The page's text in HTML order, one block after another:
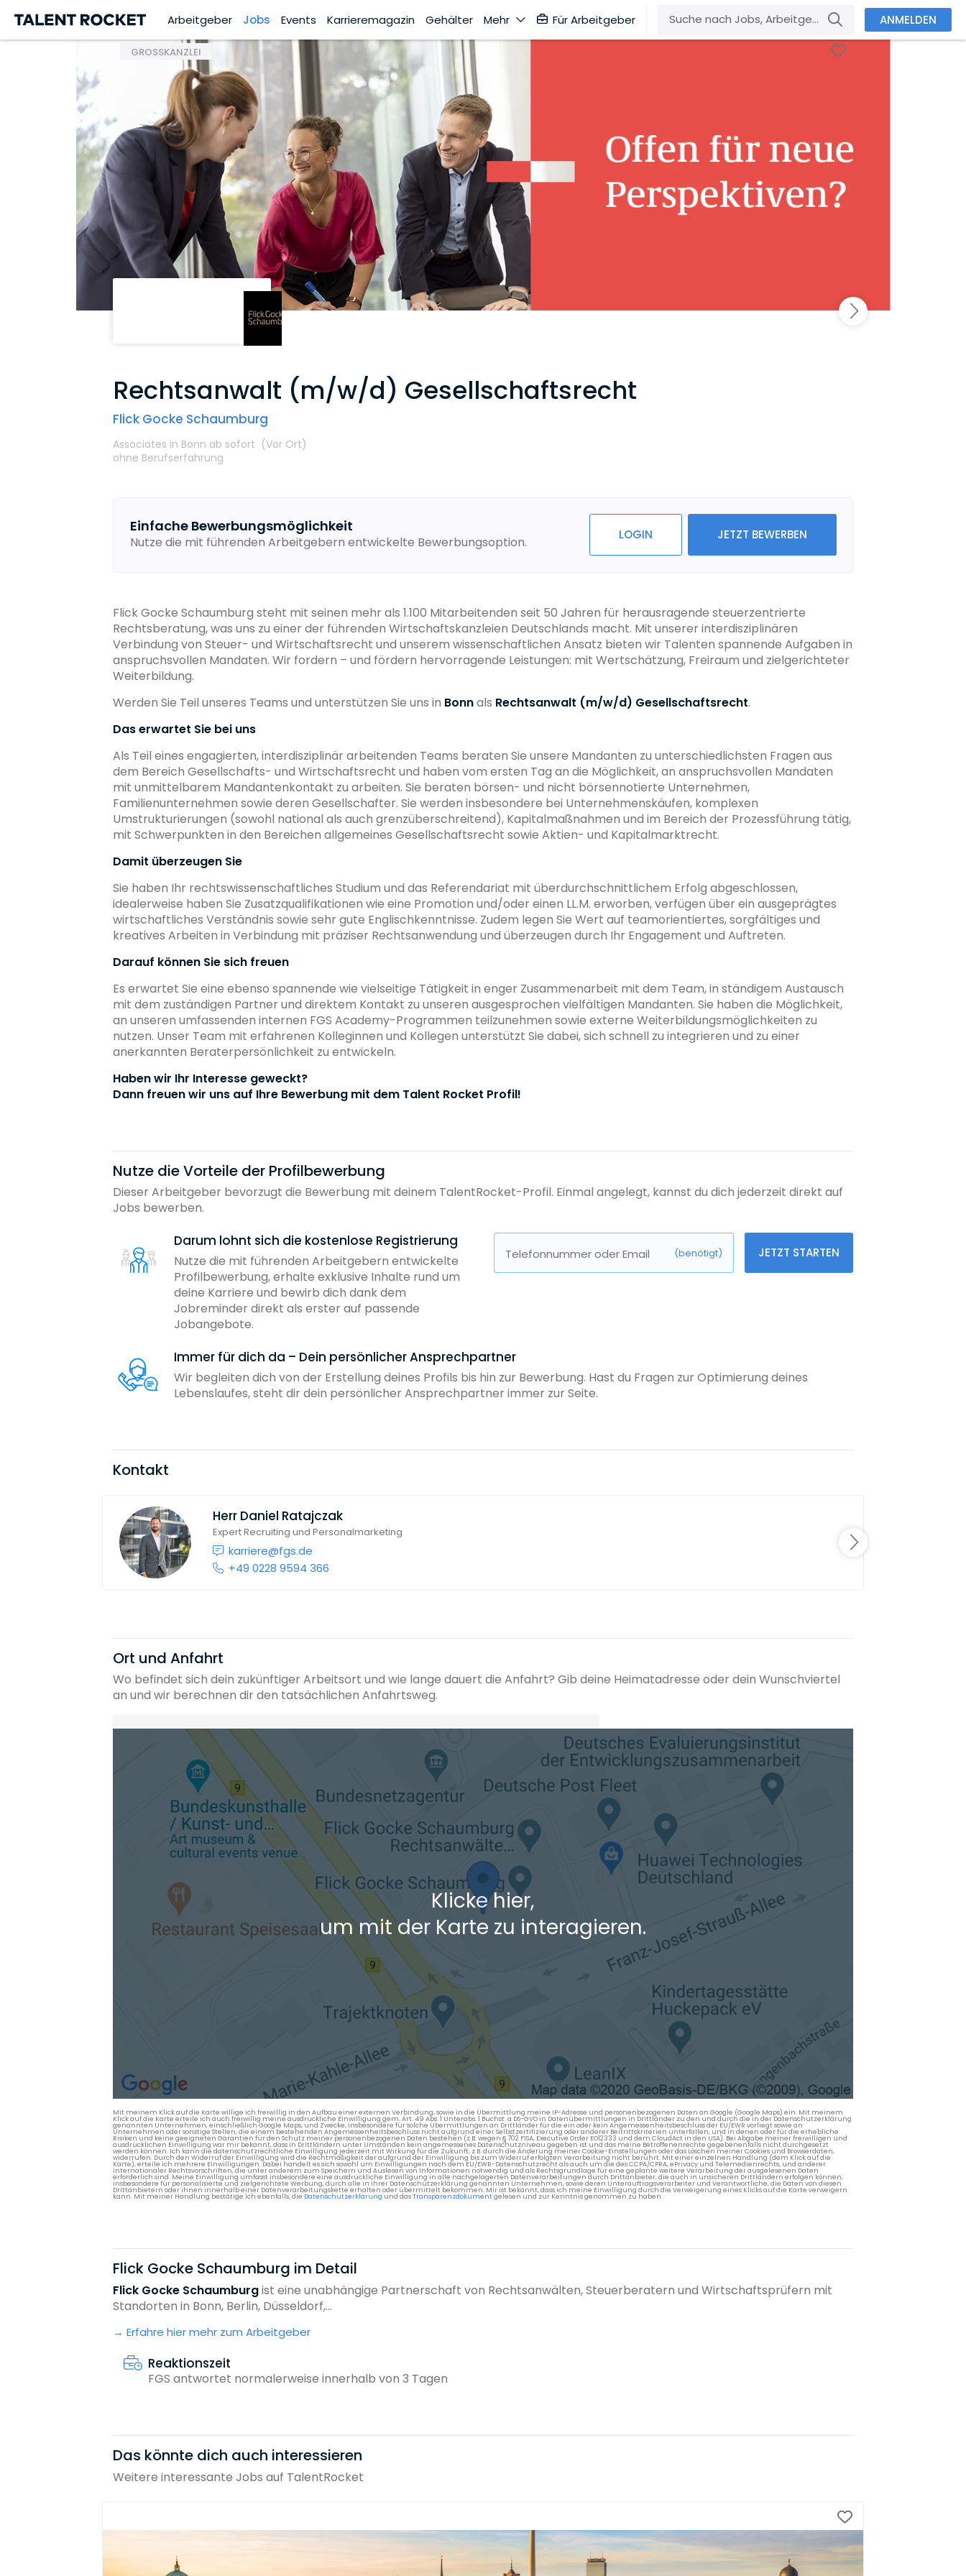
Arbeitgeber Jobs Events Karrieremagazin Gehälter Mehr Für Arbeitgeber ANMELDEN
GROSSKANZLEI
Rechtsanwalt (m/w/d) Gesellschaftsrecht
Flick Gocke Schaumburg
Associates in Bonn ab sofort (Vor Ort)
ohne Berufserfahrung
Einfache Bewerbungsmöglichkeit
Nutze die mit führenden Arbeitgebern entwickelte Bewerbungsoption. LOGIN JETZT BEWERBEN
Flick Gocke Schaumburg steht mit seinen mehr als 1.100 Mitarbeitenden seit 50 Jahren für herausragende steuerzentrierte
Rechtsberatung, was uns zu einer der führenden Wirtschaftskanzleien Deutschlands macht. Mit unserer interdisziplinären
Verbindung von Steuer- und Wirtschaftsrecht und unserem wissenschaftlichen Ansatz bieten wir Talenten spannende Aufgaben in
anspruchsvollen Mandaten. Wir fordern – und fördern hervorragende Leistungen: mit Wertschätzung, Freiraum und zielgerichteter
Weiterbildung.
Werden Sie Teil unseres Teams und unterstützen Sie uns in Bonnals Rechtsanwalt (m/w/d) Gesellschaftsrecht.
Das erwartet Sie bei uns
Als Teil eines engagierten, interdisziplinär arbeitenden Teams beraten Sie unsere Mandanten zu unterschiedlichsten Fragen aus
dem Bereich Gesellschafts- und Wirtschaftsrecht und haben vom ersten Tag an die Möglichkeit, an anspruchsvollen Mandaten
mit unmittelbarem Mandantenkontakt zu arbeiten. Sie beraten börsen- und nicht börsennotierte Unternehmen,
Familienunternehmen sowie deren Gesellschafter. Sie werden insbesondere bei Unternehmenskäufen, komplexen
Umstrukturierungen (sowohl national als auch grenzüberschreitend), Kapitalmaßnahmen und im Bereich der Prozessführung tätig,
mit Schwerpunkten in den Bereichen allgemeines Gesellschaftsrecht sowie Aktien- und Kapitalmarktrecht.
Damit überzeugen Sie
Sie haben Ihr rechtswissenschaftliches Studium und das Referendariat mit überdurchschnittlichem Erfolg abgeschlossen,
idealerweise haben Sie Zusatzqualifikationen wie eine Promotion und/oder einen LL.M. erworben, verfügen über ein ausgeprägtes
wirtschaftliches Verständnis sowie sehr gute Englischkenntnisse. Zudem legen Sie Wert auf teamorientiertes, sorgfältiges und
kreatives Arbeiten in Verbindung mit präziser Rechtsanwendung und überzeugen durch Ihr Engagement und Auftreten.
Darauf können Sie sich freuen
Es erwartet Sie eine ebenso spannende wie vielseitige Tätigkeit in enger Zusammenarbeit mit dem Team, in ständigem Austausch
mit dem zuständigen Partner und direktem Kontakt zu unseren ausgesprochen vielfältigen Mandanten. Sie haben die Möglichkeit,
an unseren umfassenden internen FGS Academy-Programmen teilzunehmen sowie externe Weiterbildungsmöglichkeiten zu
nutzen. Unser Team mit erfahrenen Kolleginnen und Kollegen unterstützt Sie dabei, sich schnell zu integrieren und zu einer
anerkannten Beraterpersönlichkeit zu entwickeln.
Haben wir Ihr Interesse geweckt?
Dann freuen wir uns auf Ihre Bewerbung mit dem Talent Rocket Profil!
Nutze die Vorteile der Profilbewerbung
Dieser Arbeitgeber bevorzugt die Bewerbung mit deinem TalentRocket-Profil. Einmal angelegt, kannst du dich jederzeit direkt auf
Jobs bewerben.
Darum lohnt sich die kostenlose Registrierung
Nutze die mit führenden Arbeitgebern entwickelte
Profilbewerbung, erhalte exklusive Inhalte rund um
deine Karriere und bewirb dich dank dem
Jobreminder direkt als erster auf passende
Jobangebote.
Telefonnummer oder Email (benötigt) JETZT STARTEN
Immer für dich da – Dein persönlicher Ansprechpartner
Wir begleiten dich von der Erstellung deines Profils bis hin zur Bewerbung. Hast du Fragen zur Optimierung deines
Lebenslaufes, steht dir dein persönlicher Ansprechpartner immer zur Seite.
Kontakt
Herr Daniel Ratajczak
Expert Recruiting und Personalmarketing
karriere@fgs.de
+49 0228 9594 366
Ort und Anfahrt
Wo befindet sich dein zukünftiger Arbeitsort und wie lange dauert die Anfahrt? Gib deine Heimatadresse oder dein Wunschviertel
an und wir berechnen dir den tatsächlichen Anfahrtsweg.
Heimatadresse oder Wunschort
+ Aktuellen Standort hinzufügen
Die berechneten Anreisezeiten basieren auf den Verkehrsdaten eines typischen Dienstag morgens um 8:30.
Klicke hier,
um mit der Karte zu interagieren.
Mit meinem Klick auf die Karte willige ich freiwillig in den Aufbau einer externen Verbindung, sowie in die Übermittlung meine IP-Adresse und personenbezogenen Daten an Google (Google Maps) ein. Mit meinem
Klick auf die Karte erteile ich auch freiwillig meine ausdrückliche Einwilligung gem. Art. 49 Abs. 1 Unterabs. 1 Buchst. a DS-GVO in Datenübermittlungen in Drittländer zu den und durch die in der Datenschutzerklärung
genannten Unternehmen, einschließlich Google Maps, und Zwecke, insbesondere für solche Übermittlungen an Drittländer für die ein oder kein Angemessenheitsbeschluss der EU/EWR vorliegt sowie an
Unternehmen oder sonstige Stellen, die einem bestehenden Angemessenheitsbeschluss nicht aufgrund einer Selbstzertifizierung oder anderer Beitrittskriterien unterfallen, und in denen oder für die erhebliche
Risiken und keine geeigneten Garantien für den Schutz meiner personenbezogenen Daten bestehen (z.B. wegen § 702 FISA, Executive Order EO12333 und dem CloudAct in den USA). Bei Abgabe meiner freiwilligen und
ausdrücklichen Einwilligung war mir bekannt, dass in Drittländern unter Umständen kein angemessenes Datenschutzniveau gegeben ist und das meine Betroffenenrechte gegebenenfalls nicht durchgesetzt
werden können. Ich kann die datenschutzrechtliche Einwilligung jederzeit mit Wirkung für die Zukunft, z.B. durch die Änderung meiner Cookie-Einstellungen oder das Löschen meiner Cookies und Browserdaten,
widerrufen. Durch den Widerruf der Einwilligung wird die Rechtmäßigkeit der aufgrund der Einwilligung bis zum Widerruf erfolgten Verarbeitung nicht berührt. Mit einer einzelnen Handlung (dem Klick auf die
Karte), erteile ich mehrere Einwilligungen. Dabei handelt es sich sowohl um Einwilligungen nach dem EU/EWR-Datenschutzrecht als auch um die des CCPA/CPRA, ePrivacy und Telemedienrechts, und anderer
internationaler Rechtsvorschriften, die unter anderem zum Speichern und Auslesen von Informationen notwendig und als Rechtsgrundlage für eine geplante weitere Verarbeitung der ausgelesenen Daten
erforderlich sind. Meine Einwilligung umfasst insbesondere eine ausdrückliche Einwilligung in alle nachgelagerten Datenverarbeitungen durch Drittanbieter, die auch in unsicheren Drittländern erfolgen können,
insbesondere für personalisierte und zielgerichtete Werbung, durch alle in ihrer Datenschutzerklärung genannten Unternehmen, sowie deren Unterauftragsverarbeiter und Verantwortliche, die Daten von diesen
Drittanbietern oder ihnen innerhalb einer Datenverarbeitungskette erhalten oder übermittelt bekommen. Mir ist bekannt, dass ich meine Einwilligung durch die Verweigerung eines Klicks auf die Karte verweigern
kann. Mit meiner Handlung bestätige ich ebenfalls, die Datenschutzerklärung und dasTransparenzdokumentgelesen und zur Kenntnis genommen zu haben.
Flick Gocke Schaumburg im Detail
Flick Gocke Schaumburgist eine unabhängige Partnerschaft von Rechtsanwälten, Steuerberatern und Wirtschaftsprüfern mit
Standorten in Bonn, Berlin, Düsseldorf,...
Erfahre hier mehr zum Arbeitgeber
Reaktionszeit
FGS antwortet normalerweise innerhalb von 3 Tagen
Das könnte dich auch interessieren
Weitere interessante Jobs auf TalentRocket